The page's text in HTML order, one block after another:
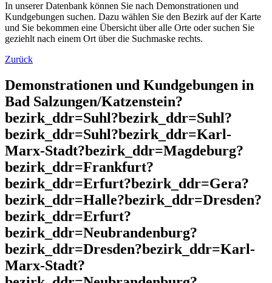
In unserer Datenbank können Sie nach Demonstrationen und
Kundgebungen suchen. Dazu wählen Sie den Bezirk auf der Karte
und Sie bekommen eine Übersicht über alle Orte oder suchen Sie
geziehlt nach einem Ort über die Suchmaske rechts.
Zurück
Demonstrationen und Kundgebungen in
Bad Salzungen/Katzenstein?
bezirk_ddr=Suhl?bezirk_ddr=Suhl?
bezirk_ddr=Suhl?bezirk_ddr=Karl-
Marx-Stadt?bezirk_ddr=Magdeburg?
bezirk_ddr=Frankfurt?
bezirk_ddr=Erfurt?bezirk_ddr=Gera?
bezirk_ddr=Halle?bezirk_ddr=Dresden?
bezirk_ddr=Erfurt?
bezirk_ddr=Neubrandenburg?
bezirk_ddr=Dresden?bezirk_ddr=Karl-
Marx-Stadt?